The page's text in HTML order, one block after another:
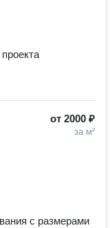
от 2000 ₽
за м²
с размерами